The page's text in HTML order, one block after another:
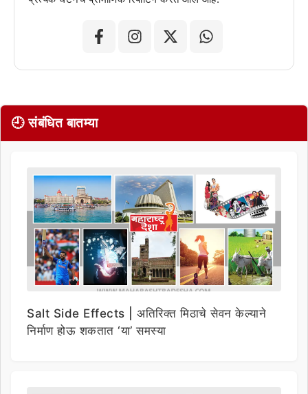
🕘 संबंधित बातम्या
Salt Side Effects | अतिरिक्त मिठाचे सेवन केल्याने
निर्माण होऊ शकतात ‘या’ समस्या